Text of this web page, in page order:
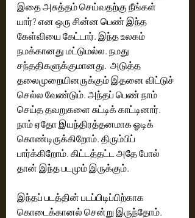
இதை அசுத்தம் செய்வதற்கு நீங்கள்
யார்? என ஒரு சின்ன பெண் இந்த
கேள்வியை கேட்டார். இந்த உலகம்
நமக்கானது மட்டுமல்ல. நமது
சந்ததிகளுக்குமானது.  அடுத்த
தலைமுறையினருக்கும் இதனை விட்டுச்
செல்ல வேண்டும். அந்தப் பெண் நாம்
செய்த தவறுகளை சுட்டிக் காட்டினார்.
நாம் ஏதோ இயந்திரத்தனமாக ஓடிக்
கொண்டிருக்கிறோம். திரும்பிப்
பார்க்கிறோம். கிட்டத்தட்ட அதே போல்
இந்தப் படத்தின் படப்பிடிப்பிற்காக
கொடைக்கானல் சென்று இருந்தோம்.